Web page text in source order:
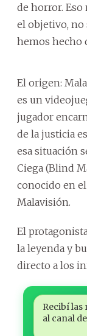
de horror.
el objetivo, no
hemos hecho
El origen:
es un
jugador
de la justicia
esa situación
Ciega (Blind
conocido en
Malavisión.
El
la leyenda y
directo a los
Recibí las
al canal